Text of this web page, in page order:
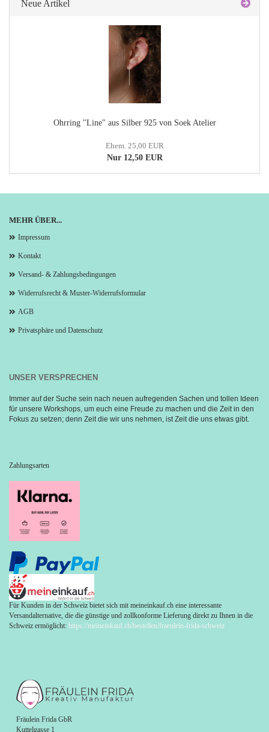
Neue Artikel
Ohrring "Line" aus Silber 925 von Soek Atelier
Ehem. 25,00 EUR
Nur 12,50 EUR
MEHR ÜBER...
Impressum
Kontakt
Versand- & Zahlungsbedingungen
Widerrufsrecht & Muster-Widerrufsformular
AGB
Privatsphäre und Datenschutz
UNSER VERSPRECHEN
Immer auf der Suche sein nach neuen aufregenden Sachen und tollen Ideen
für unsere Workshops, um euch eine Freude zu machen und die Zeit in den
Fokus zu setzen; denn Zeit die wir uns nehmen, ist Zeit die uns etwas gibt.
Zahlungsarten
Für Kunden in der Schweiz bietet sich mit meineinkauf.ch eine interessante
Versandalternative, die die günstige und zollkonforme Lieferung direkt zu Ihnen in die
Schweiz ermöglicht: https://meineinkauf.ch/bestellen/fraeulein-frida-schweiz
Fräulein Frida GbR
Kuttelgasse 1